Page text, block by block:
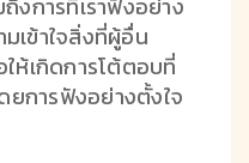
งการที่เราฟังอย่าง
เข้าใจสิ่งที่ผู้อื่น
ห้เกิดการโต้ตอบที่
ยการฟังอย่างตั้งใจ